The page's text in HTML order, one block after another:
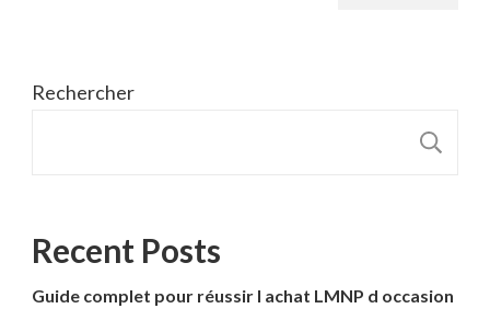
Rechercher
Recent Posts
Guide complet pour réussir l achat LMNP d occasion